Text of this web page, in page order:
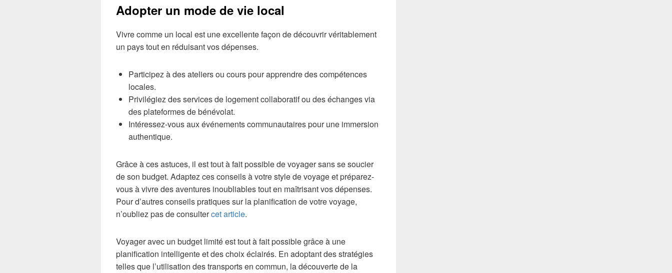
Adopter un mode de vie local
Vivre comme un local est une excellente façon de découvrir véritablement
un pays tout en réduisant vos dépenses.
Participez à des ateliers ou cours pour apprendre des compétences
locales.
Privilégiez des services de logement collaboratif ou des échanges via
des plateformes de bénévolat.
Intéressez-vous aux événements communautaires pour une immersion
authentique.
Grâce à ces astuces, il est tout à fait possible de voyager sans se soucier
de son budget. Adaptez ces conseils à votre style de voyage et préparez-
vous à vivre des aventures inoubliables tout en maîtrisant vos dépenses.
Pour d’autres conseils pratiques sur la planification de votre voyage,
n’oubliez pas de consultercet article.
Voyager avec un budget limité est tout à fait possible grâce à une
planification intelligente et des choix éclairés. En adoptant des stratégies
telles que l’utilisation des transports en commun, la découverte de la